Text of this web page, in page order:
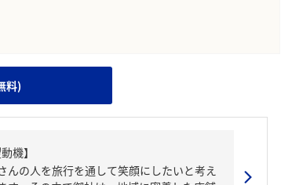
料)
機】
んの人を旅行を通して笑顔にしたいと考え